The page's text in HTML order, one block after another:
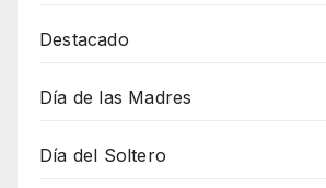
Destacado
Día de las Madres
Día del Soltero